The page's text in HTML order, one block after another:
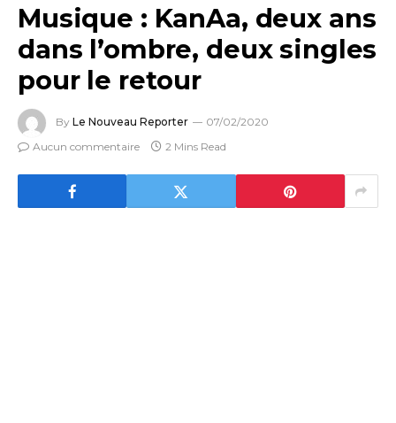
Musique : KanAa, deux ans
dans l’ombre, deux singles
pour le retour
By Le Nouveau Reporter
07/02/2020
Aucun commentaire
2 Mins Read